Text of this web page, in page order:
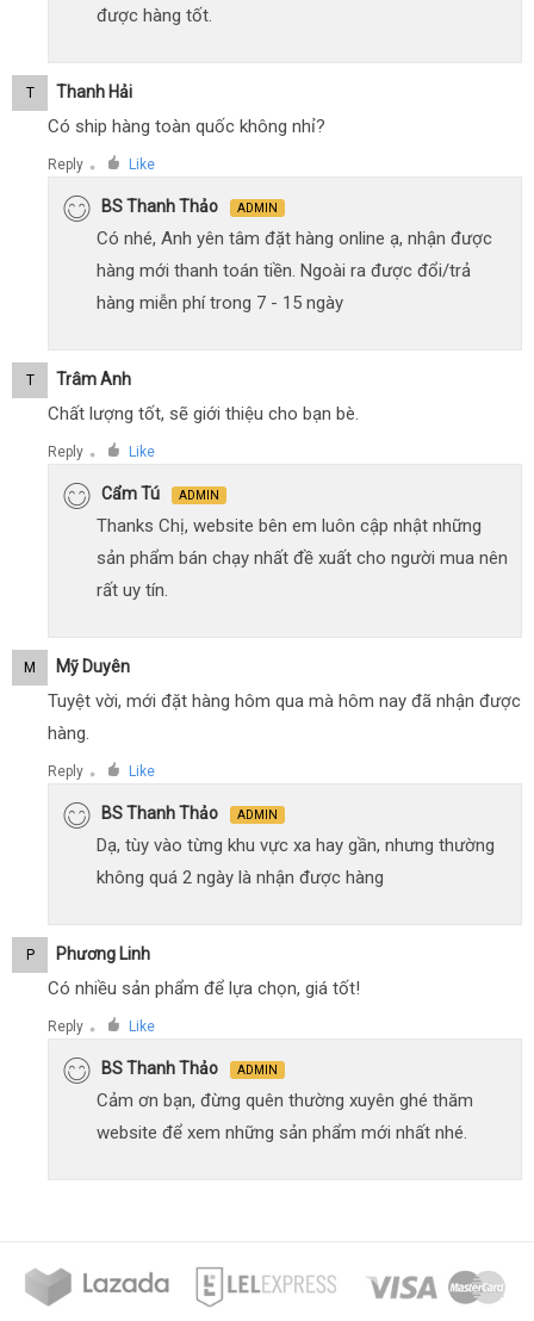
được hàng tốt.
T Thanh Hải
Có ship hàng toàn quốc không nhỉ?
Reply ● Like
BS Thanh Thảo ADMIN
Có nhé, Anh yên tâm đặt hàng online ạ, nhận được
hàng mới thanh toán tiền. Ngoài ra được đổi/trả
hàng miễn phí trong 7 - 15 ngày
T Trâm Anh
Chất lượng tốt, sẽ giới thiệu cho bạn bè.
Reply ● Like
Cẩm Tú ADMIN
Thanks Chị, website bên em luôn cập nhật những
sản phẩm bán chạy nhất đề xuất cho người mua nên
rất uy tín.
M Mỹ Duyên
Tuyệt vời, mới đặt hàng hôm qua mà hôm nay đã nhận được
hàng.
Reply ● Like
BS Thanh Thảo ADMIN
Dạ, tùy vào từng khu vực xa hay gần, nhưng thường
không quá 2 ngày là nhận được hàng
P Phương Linh
Có nhiều sản phẩm để lựa chọn, giá tốt!
Reply ● Like
BS Thanh Thảo ADMIN
Cảm ơn bạn, đừng quên thường xuyên ghé thăm
website để xem những sản phẩm mới nhất nhé.